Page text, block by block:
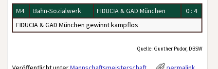
M4 Bahn-Sozialwerk FIDUCIA & GAD München
0 : 4
FIDUCIA & GAD München gewinnt kampflos
Quelle: Gunther Pudor, DBSW